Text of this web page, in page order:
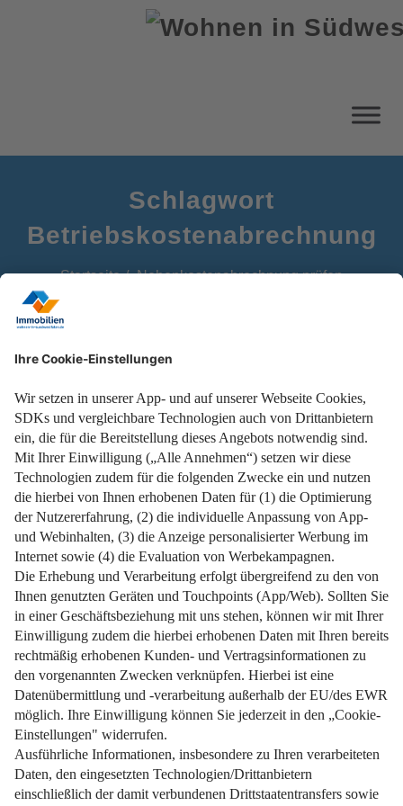
Schlagwort
Betriebskostenabrechnung
Startseite Nebenkosten­abrechnung prüfen
Finden Sie heraus, wie Sie Nebenkostenabrechnungen
prüfen.
Weiterlesen
Impressum Datenschutz Nutzungsbedingungen
Pflichtinformationen AGB Über uns Bildquellen
Barrierefreiheit Widerrufsformular